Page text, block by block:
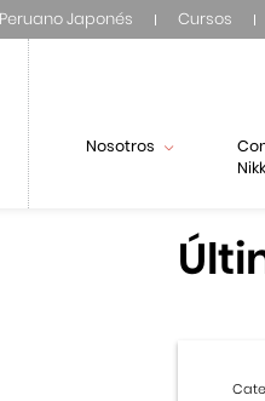
Japonés Cursos
Nosotros